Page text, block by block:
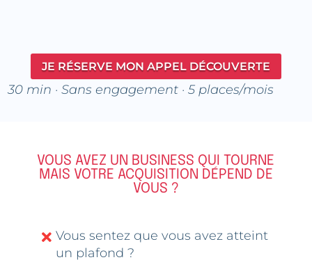
JE RÉSERVE MON APPEL DÉCOUVERTE
30 min · Sans engagement · 5 places/mois
VOUS AVEZ UN BUSINESS QUI TOURNE
MAIS VOTRE ACQUISITION DÉPEND DE
VOUS ?
 Vous sentez que vous avez atteint
un plafond ?